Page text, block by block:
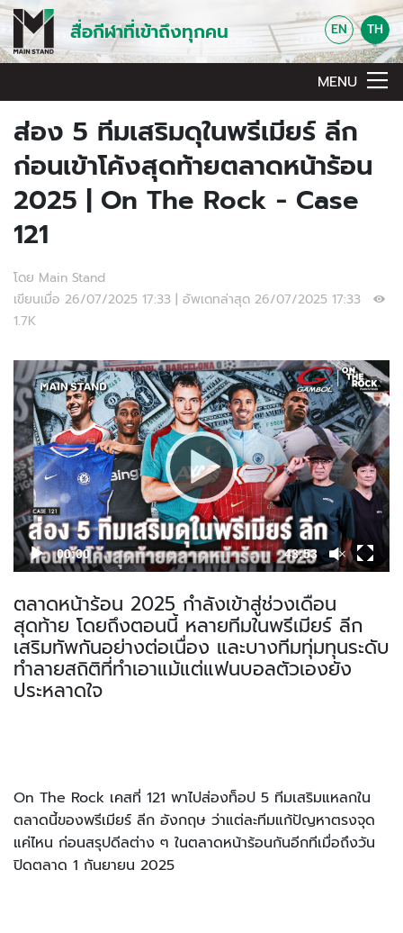
สื่อกีฬาที่เข้าถึงทุกคน EN TH
MENU
ส่อง 5 ทีมเสริมดุในพรีเมียร์ ลีก
ก่อนเข้าโค้งสุดท้ายตลาดหน้าร้อน
2025 | On The Rock - Case
121
โดย Main Stand
เขียนเมื่อ 26/07/2025 17:33 | อัพเดทล่าสุด 26/07/2025 17:33
1.7K
Video Player
00:00 43:53
ตลาดหน้าร้อน 2025 กำลังเข้าสู่ช่วงเดือน
สุดท้าย โดยถึงตอนนี้ หลายทีมในพรีเมียร์ ลีก
เสริมทัพกันอย่างต่อเนื่อง และบางทีมทุ่มทุนระดับ
ทำลายสถิติที่ทำเอาแม้แต่แฟนบอลตัวเองยัง
ประหลาดใจ
On The Rock เคสที่ 121 พาไปส่องท็อป 5 ทีมเสริมแหลกใน
ตลาดนี้ของพรีเมียร์ ลีก อังกฤษ ว่าแต่ละทีมแก้ปัญหาตรงจุด
แค่ไหน ก่อนสรุปดีลต่าง ๆ ในตลาดหน้าร้อนกันอีกทีเมื่อถึงวัน
ปิดตลาด 1 กันยายน 2025